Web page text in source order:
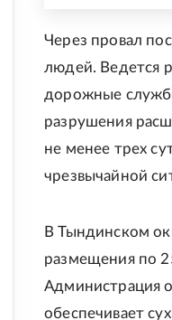
Через провал
людей. Ведется
дорожные
разрушения
не менее трех
чрезвычайной
В Тындинском
размещения по
Администрация
обеспечивает